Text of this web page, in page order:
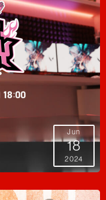
Jun
18
2024